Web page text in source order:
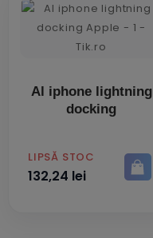
Al iphone lightning
docking
PRET
LIPSĂ STOC
132,24 lei